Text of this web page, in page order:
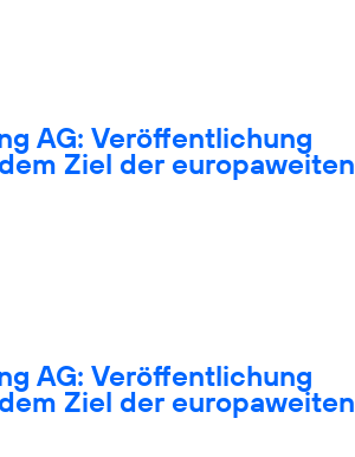
AG: Veröffentlichung
Ziel der europaweiten
AG: Veröffentlichung
Ziel der europaweiten